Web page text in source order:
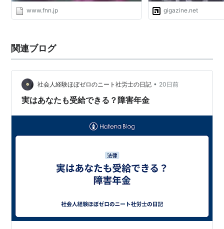
www.fnn.jp gigazine.net
関連ブログ
社会人経験ほぼゼロのニート社労士の日記 • 20日前
実はあなたも受給できる？障害年金